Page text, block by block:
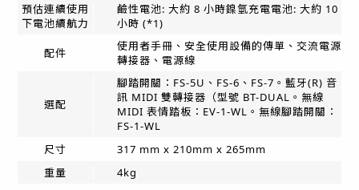
預估連續使用
下電池續航力
鹼性電池: 大約 8 小時鎳氫充電電池: 大約 10
小時 (*1)
配件
使用者手冊、安全使用設備的傳單、交流電源
轉接器、電源線
選配
腳踏開關：FS-5U、FS-6、FS-7。藍牙(R) 音
訊 MIDI 雙轉接器（型號 BT-DUAL。無線
MIDI 表情踏板：EV-1-WL。無線腳踏開關：
FS-1-WL
尺寸
317 mm x 210mm x 265mm
重量
4kg